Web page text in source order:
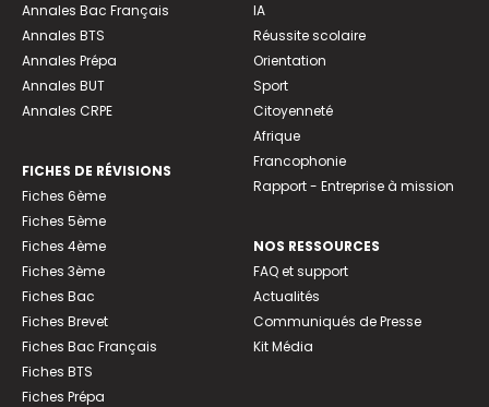
Annales Bac Français
Annales BTS
Annales Prépa
Annales BUT
Annales CRPE
FICHES DE RÉVISIONS
Fiches 6ème
Fiches 5ème
Fiches 4ème
Fiches 3ème
Fiches Bac
Fiches Brevet
Fiches Bac Français
Fiches BTS
Fiches Prépa
IA
Réussite scolaire
Orientation
Sport
Citoyenneté
Afrique
Francophonie
Rapport - Entreprise à mission
NOS RESSOURCES
FAQ et support
Actualités
Communiqués de Presse
Kit Média